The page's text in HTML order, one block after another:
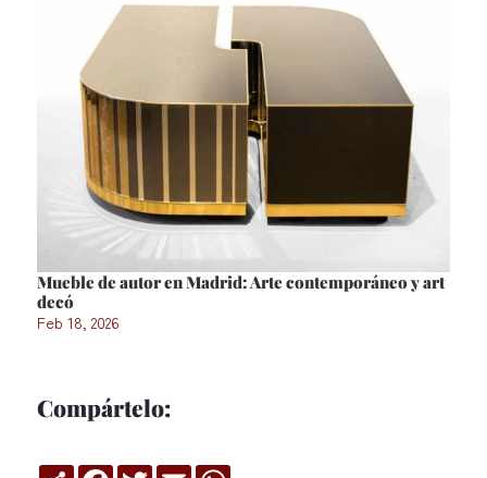
Mueble de autor en Madrid: Arte contemporáneo y art
decó
Feb 18, 2026
Compártelo:
CompartirFacebook
TwitterEmail WhatsApp